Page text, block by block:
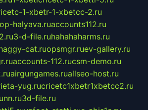
1-xbetr-1-xbetcc-2.ru
halyava.ruaccounts112.ru
3-d-file.ruhahahaharms.ru
cat.ruopsmgr.ruev-gallery.ru
accounts-112.rucsm-demo.ru
airgungames.ruallseo-host.ru
yug.rucricetc1xbetr1xbetcc2.ru
3d-file.ru